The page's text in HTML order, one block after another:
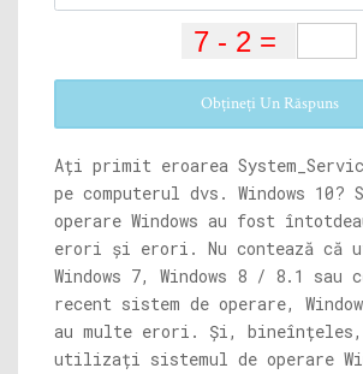
Obțineți Un Răspuns
Ați primit eroarea
pe computerul dvs. Windows 10?
operare Windows au fost
erori și erori. Nu contează
Windows 7, Windows 8 / 8.1 sau
recent sistem de operare,
au multe erori. Și, bineînțeles,
utilizați sistemul de operare